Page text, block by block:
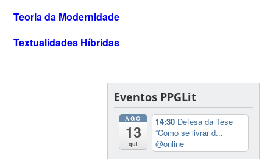
Teoria da Modernidade
Textualidades Híbridas
Eventos PPGLit
AGO
13
qui
14:30 Defesa da Tese
“Como se livrar d...
@online